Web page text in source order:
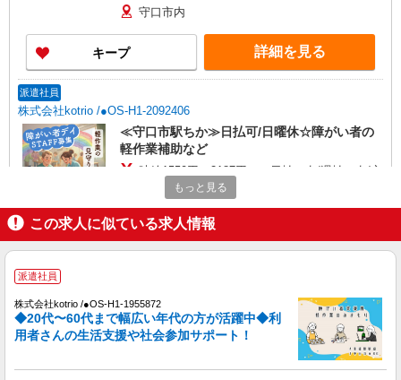
守口市内
キープ 詳細を見る
派遣社員
株式会社kotrio /●OS-H1-2092406
≪守口市駅ちか≫日払可/日曜休☆障がい者の
軽作業補助など
時給1550円〜2187円 ＜日払い有/週払い有/交
通費全支給(ガソリン代含む)＞
守口市 ★来社不要
キープ 詳細を見る
株式会社kotrio /●OS-H1-1991194
土居駅☆デイサービス♪送迎できる方歓迎！生
活サポートなど
時給1550円〜2187円 ＜日払い有/週払い有/交
もっと見る
この求人に似ている求人情報
派遣社員
株式会社kotrio /●OS-H1-1955872
◆20代〜60代まで幅広い年代の方が活躍中◆利
用者さんの生活支援や社会参加サポート！